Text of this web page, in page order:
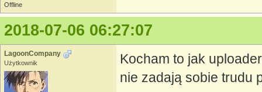
Offline
2018-07-06 06:27:07
LagoonCompany
Użytkownik
Kocham to jak
nie zadają sobie trudu